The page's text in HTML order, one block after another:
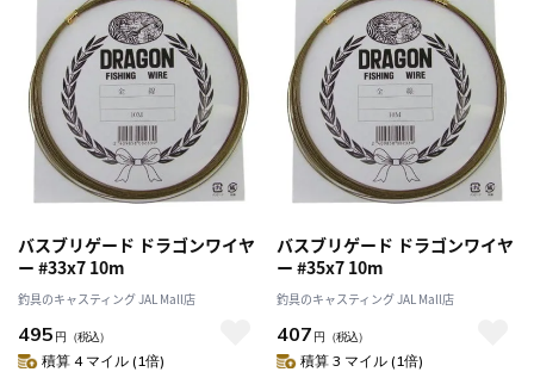
バスブリゲード ドラゴンワイヤ
ー #33x7 10m
釣具のキャスティング JAL Mall店
495 円 （税込）
積算 4 マイル (1倍)
バスブリゲード ドラゴンワイヤ
ー #35x7 10m
釣具のキャスティング JAL Mall店
407 円 （税込）
積算 3 マイル (1倍)